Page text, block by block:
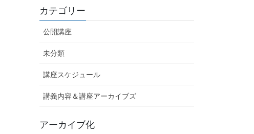
カテゴリー
公開講座
未分類
講座スケジュール
講義内容＆講座アーカイブズ
アーカイブ化